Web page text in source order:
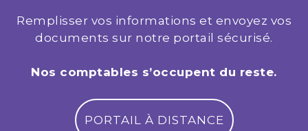
Remplisser vos informations et envoyez vos
documents sur notre portail sécurisé.
Nos comptables s’occupent du reste.
PORTAIL À DISTANCE